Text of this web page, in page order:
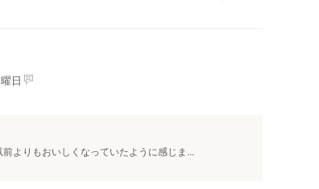
日
よりもおいしくなっていたように感じま...